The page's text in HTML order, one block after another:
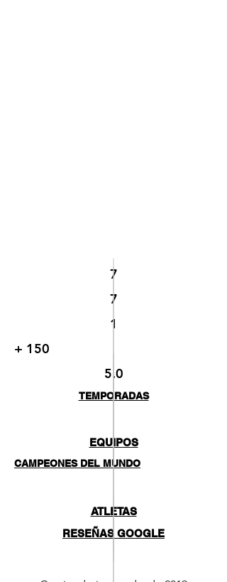
7
7
1
+ 150
5.0
TEMPORADAS
EQUIPOS
CAMPEONES DEL MUNDO
ATLETAS
RESEÑAS GOOGLE